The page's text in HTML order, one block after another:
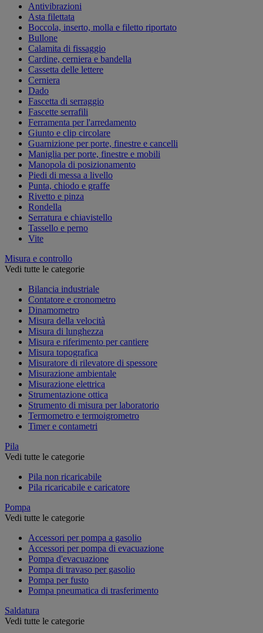
Antivibrazioni
Asta filettata
Boccola, inserto, molla e filetto riportato
Bullone
Calamita di fissaggio
Cardine, cerniera e bandella
Cassetta delle lettere
Cerniera
Dado
Fascetta di serraggio
Fascette serrafili
Ferramenta per l'arredamento
Giunto e clip circolare
Guarnizione per porte, finestre e cancelli
Maniglia per porte, finestre e mobili
Manopola di posizionamento
Piedi di messa a livello
Punta, chiodo e graffe
Rivetto e pinza
Rondella
Serratura e chiavistello
Tassello e perno
Vite
Misura e controllo
Vedi tutte le categorie
Bilancia industriale
Contatore e cronometro
Dinamometro
Misura della velocità
Misura di lunghezza
Misura e riferimento per cantiere
Misura topografica
Misuratore di rilevatore di spessore
Misurazione ambientale
Misurazione elettrica
Strumentazione ottica
Strumento di misura per laboratorio
Termometro e termoigrometro
Timer e contametri
Pila
Vedi tutte le categorie
Pila non ricaricabile
Pila ricaricabile e caricatore
Pompa
Vedi tutte le categorie
Accessori per pompa a gasolio
Accessori per pompa di evacuazione
Pompa d'evacuazione
Pompa di travaso per gasolio
Pompa per fusto
Pompa pneumatica di trasferimento
Saldatura
Vedi tutte le categorie